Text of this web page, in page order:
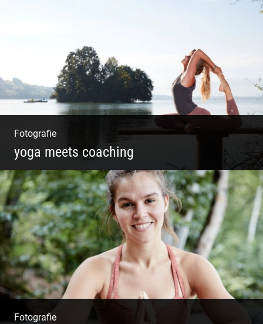
Fotografie
yoga meets coaching
Sonnengruß Katharina Kirchner
Fotografie